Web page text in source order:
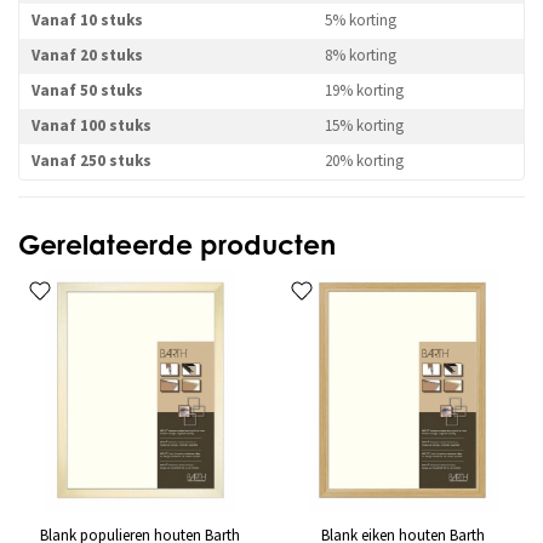
Vanaf 10 stuks
5% korting
Vanaf 20 stuks
8% korting
Vanaf 50 stuks
19% korting
Vanaf 100 stuks
15% korting
Vanaf 250 stuks
20% korting
Gerelateerde producten
Blank populieren houten Barth
Blank eiken houten Barth